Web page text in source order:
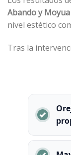
Abando y Moyua
nivel estético
Tras la